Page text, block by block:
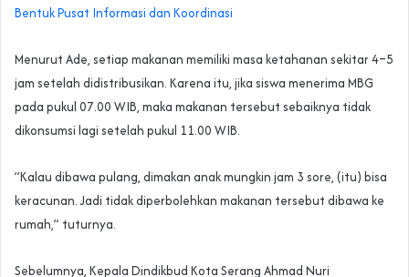
Bentuk Pusat Informasi dan Koordinasi
‎‎Menurut Ade, setiap makanan memiliki masa ketahanan sekitar 4–5
jam setelah didistribusikan. Karena itu, jika siswa menerima MBG
pada pukul 07.00 WIB, maka makanan tersebut sebaiknya tidak
dikonsumsi lagi setelah pukul 11.00 WIB.
‎‎”Kalau dibawa pulang, dimakan anak mungkin jam 3 sore, (itu) bisa
keracunan. Jadi tidak diperbolehkan makanan tersebut dibawa ke
rumah,” tuturnya.
‎‎Sebelumnya, Kepala Dindikbud Kota Serang Ahmad Nuri